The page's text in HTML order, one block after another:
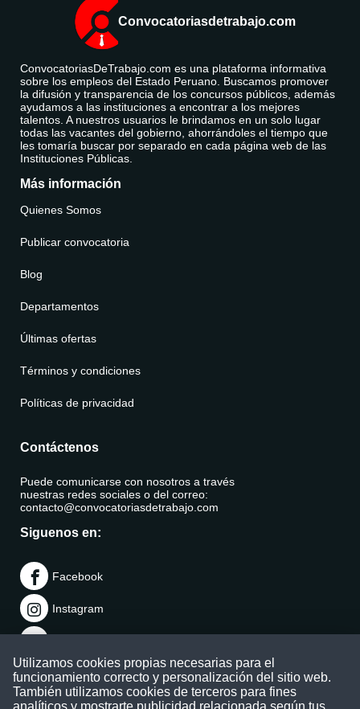
Convocatoriasdetrabajo.com
ConvocatoriasDeTrabajo.com es una plataforma informativa
sobre los empleos del Estado Peruano. Buscamos promover
la difusión y transparencia de los concursos públicos, además
ayudamos a las instituciones a encontrar a los mejores
talentos. A nuestros usuarios le brindamos en un solo lugar
todas las vacantes del gobierno, ahorrándoles el tiempo que
les tomaría buscar por separado en cada página web de las
Instituciones Públicas.
Más información
Quienes Somos
Publicar convocatoria
Blog
Departamentos
Últimas ofertas
Términos y condiciones
Políticas de privacidad
Contáctenos
Puede comunicarse con nosotros a través
nuestras redes sociales o del correo:
contacto@convocatoriasdetrabajo.com
Siguenos en:
Facebook
Instagram
Telegram
TikTok
Utilizamos cookies propias necesarias para el
funcionamiento correcto y personalización del sitio web.
También utilizamos cookies de terceros para fines
analíticos y mostrarte publicidad relacionada según tus